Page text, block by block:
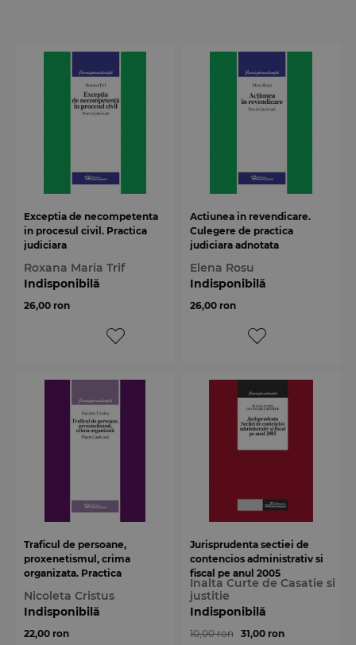
Exceptia de necompetenta
in procesul civil. Practica
judiciara
Roxana Maria Trif
Indisponibilă
26,00 ron
Actiunea in revendicare.
Culegere de practica
judiciara adnotata
Elena Rosu
Indisponibilă
26,00 ron
Traficul de persoane,
proxenetismul, crima
organizata. Practica
Nicoleta Cristus
Indisponibilă
22,00 ron
Jurisprudenta sectiei de
contencios administrativ si
fiscal pe anul 2005
Inalta Curte de Casatie si
justitie
Indisponibilă
10,00 ron 31,00 ron